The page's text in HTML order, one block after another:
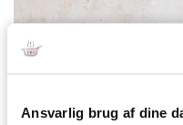
Ansvarlig brug af dine